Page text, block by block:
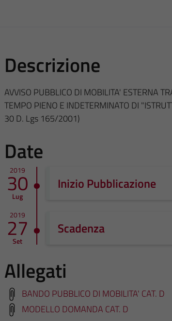
Descrizione
AVVISO PUBBLICO DI MOBILITA' ESTERNA
TEMPO PIENO E INDETERMINATO DI
30 D. Lgs 165/2001)
Date
2019
30
Lug
Inizio Pubblicazione
2019
27
Set
Scadenza
Allegati
BANDO PUBBLICO DI MOBILITA' CAT. D
MODELLO DOMANDA CAT. D